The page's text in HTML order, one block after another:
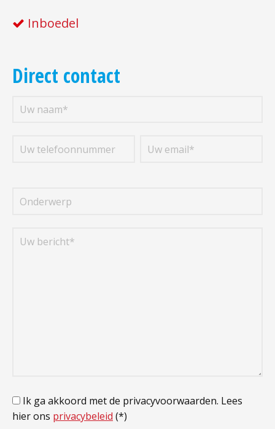
Inboedel
Direct contact
Ik ga akkoord met de privacyvoorwaarden. Lees
hier ons privacybeleid (*)